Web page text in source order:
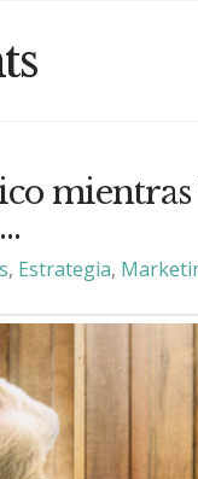
, Estrategia,